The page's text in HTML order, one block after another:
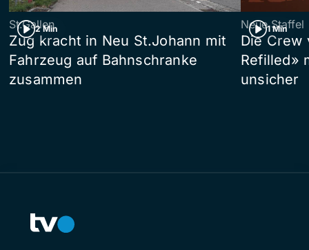
2 Min
St.Gallen
Zug kracht in Neu St.Johann mit
Fahrzeug auf Bahnschranke
zusammen
1 Min
Neue Staffel
Die Crew
Refilled»
unsicher